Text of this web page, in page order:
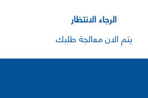
الرجاء الانتظار
يتم الان معالجة طلبك